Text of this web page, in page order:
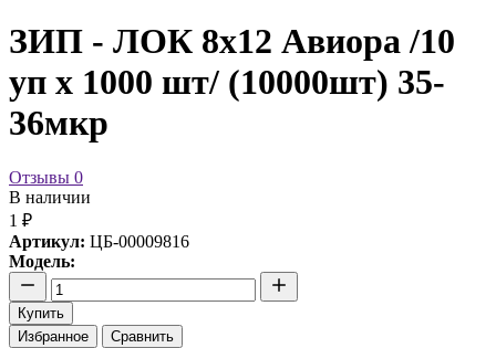
ЗИП - ЛОК 8х12 Авиора /10
уп х 1000 шт/ (10000шт) 35-
36мкр
Отзывы 0
В наличии
1 ₽
Артикул: ЦБ-00009816
Модель:
Купить
Избранное
Сравнить